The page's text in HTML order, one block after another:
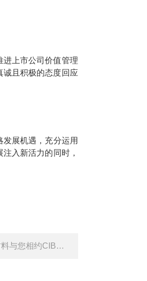
进上市公司价值管理
诚且积极的态度回应
展机遇， 充分运用
注入新活力的 同时，
，解码绿色未来！